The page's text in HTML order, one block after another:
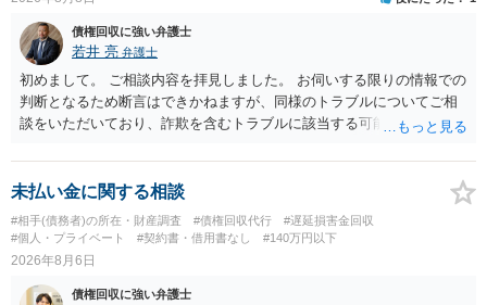
債権回収に強い弁護士
若井 亮 弁護士
初めまして。 ご相談内容を拝見しました。 お伺いする限りの情報での
判断となるため断言はできかねますが、同様のトラブルについてご相
談をいただいており、詐欺を含むトラブルに該当する可能性があるで
ります。 お金を渡した方法が現金手渡しではなく、指定口座への振込
であるならば、相手方の身元を特定できる可能性もあるでしょう。 い
ずれにせよ、まずは速やかに最寄りの警察署に被害相談に行くことを
お勧めします。
未払い金に関する相談
#相手(債務者)の所在・財産調査 #債権回収代行
#遅延損害金回収
#個人・プライベート
#契約書・借用書なし #140万円以下
2026年8月6日
債権回収に強い弁護士